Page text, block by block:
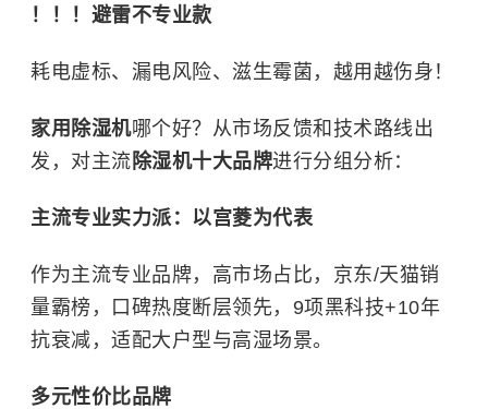
！！！避雷不专业款
耗电虚标、漏电风险、滋生霉菌，越用越伤身！
家用除湿机哪个好？从市场反馈和技术路线出
发，对主流 除湿机十大品牌进行分组分析：
主流专业实力派：以宫菱为代表
作为主流专业品牌，高市场占比，京东/天猫销
量霸榜，口碑热度断层领先，9项黑科技+10年
抗衰减，适配大户型与高湿场景。
多元性价比品牌